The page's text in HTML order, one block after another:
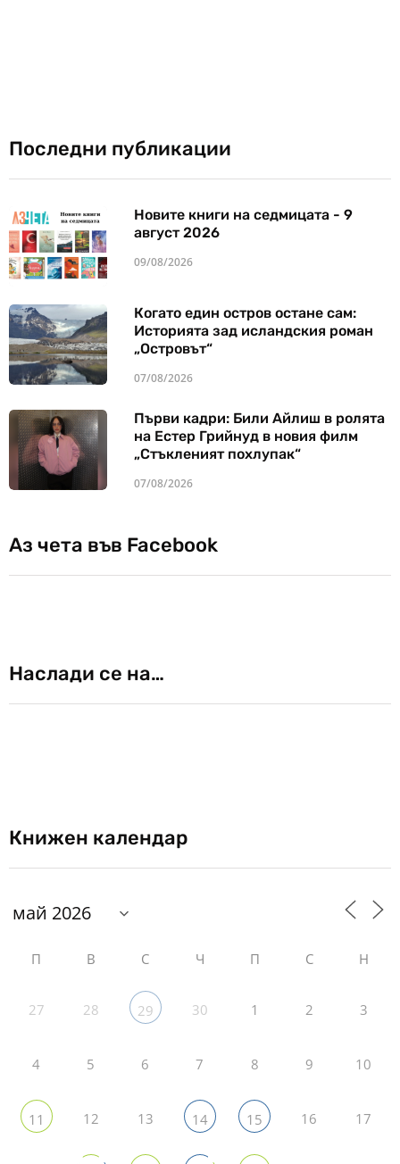
Последни публикации
Новите книги на седмицата - 9
август 2026
09/08/2026
Когато един остров остане сам:
Историята зад исландския роман
„Островът“
07/08/2026
Първи кадри: Били Айлиш в ролята
на Естер Грийнуд в новия филм
„Стъкленият похлупак“
07/08/2026
Аз чета във Facebook
Наслади се на…
Книжен календар
П В С Ч П С Н
27 28 29 30 1 2 3
4 5 6 7 8 9 10
11 12 13 14 15 16 17